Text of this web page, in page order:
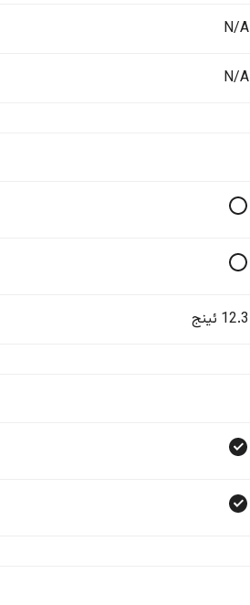
N/A
N/A
12.3 ئینج